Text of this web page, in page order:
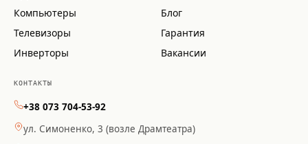
Компьютеры
Телевизоры
Инверторы
Блог
Гарантия
Вакансии
КОНТАКТЫ
+38 073 704-53-92
ул. Симоненко, 3 (возле Драмтеатра)